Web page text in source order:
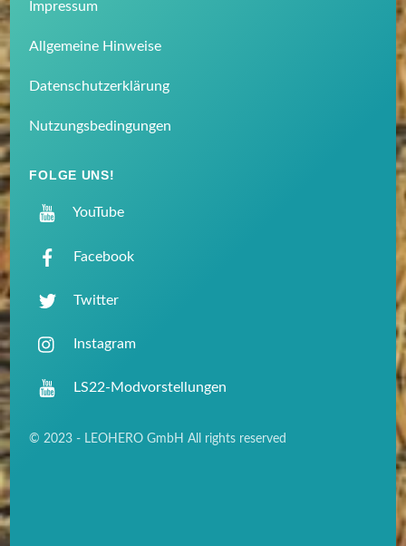
Impressum
Allgemeine Hinweise
Datenschutzerklärung
Nutzungsbedingungen
FOLGE UNS!
YouTube
Facebook
Twitter
Instagram
LS22-Modvorstellungen
© 2023 - LEOHERO GmbH All rights reserved